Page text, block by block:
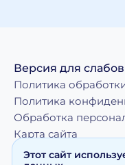
Версия для
Политика
Политика
Обработка
Карта сайта
Этот сайт